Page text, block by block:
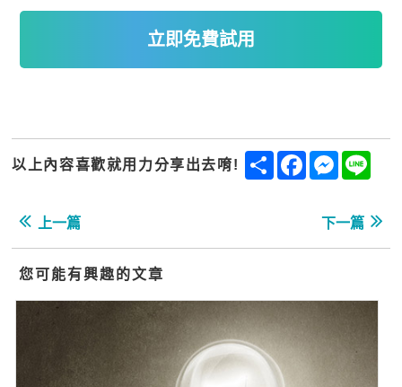
立即免費試用
以上內容喜歡就用力分享出去唷! ShareFacebook
上一篇 下一篇
您可能有興趣的文章